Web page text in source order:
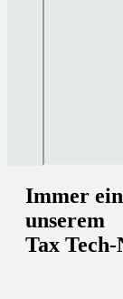
Immer
unserem
Tax